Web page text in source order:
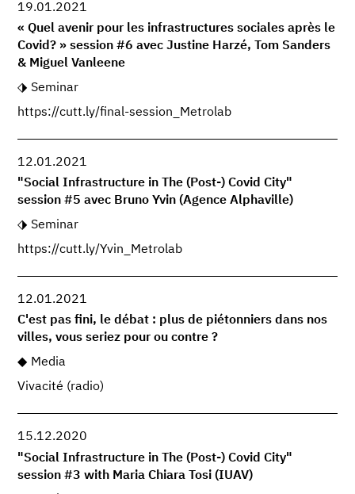
19.01.2021
« Quel avenir pour les infrastructures sociales après le
Covid? » session #6 avec Justine Harzé, Tom Sanders
& Miguel Vanleene
Seminar
https://cutt.ly/final-session_Metrolab
12.01.2021
"Social Infrastructure in The (Post-) Covid City"
session #5 avec Bruno Yvin (Agence Alphaville)
Seminar
https://cutt.ly/Yvin_Metrolab
12.01.2021
C'est pas fini, le débat : plus de piétonniers dans nos
villes, vous seriez pour ou contre ?
Media
Vivacité (radio)
15.12.2020
"Social Infrastructure in The (Post-) Covid City"
session #3 with Maria Chiara Tosi (IUAV)